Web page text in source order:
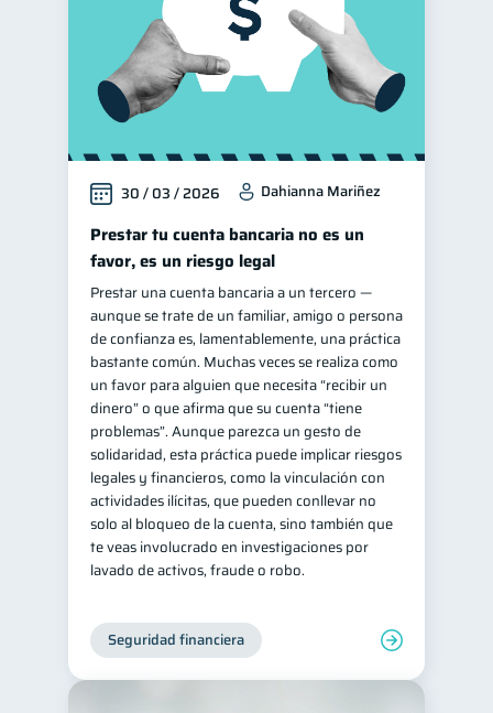
30 / 03 / 2026 Dahianna Mariñez
Prestar tu cuenta bancaria no es un
favor, es un riesgo legal
Prestar una cuenta bancaria a un tercero —
aunque se trate de un familiar, amigo o persona
de confianza es, lamentablemente, una práctica
bastante común. Muchas veces se realiza como
un favor para alguien que necesita “recibir un
dinero” o que afirma que su cuenta “tiene
problemas”. Aunque parezca un gesto de
solidaridad, esta práctica puede implicar riesgos
legales y financieros, como la vinculación con
actividades ilícitas, que pueden conllevar no
solo al bloqueo de la cuenta, sino también que
te veas involucrado en investigaciones por
lavado de activos, fraude o robo.
Seguridad financiera